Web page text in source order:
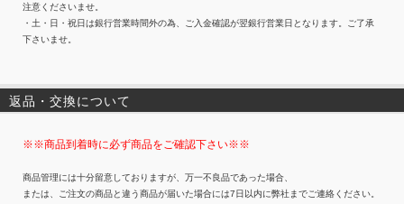
注意くださいませ。
・土・日・祝日は銀行営業時間外の為、ご入金確認が翌銀行営業日となります。ご了承
下さいませ。
返品・交換について
※※商品到着時に必ず商品をご確認下さい※※
商品管理には十分留意しておりますが、万一不良品であった場合、
または、ご注文の商品と違う商品が届いた場合には7日以内に弊社までご連絡ください。